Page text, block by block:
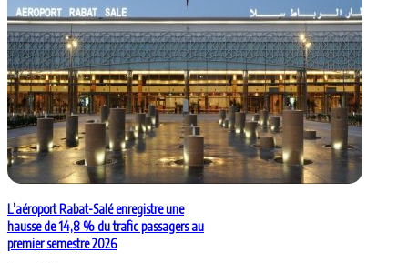
L’aéroport Rabat-Salé enregistre une
hausse de 14,8 % du trafic passagers au
premier semestre 2026